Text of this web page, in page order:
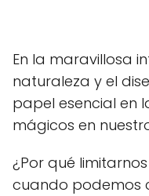
En la maravillosa
naturaleza y el
papel esencial en
mágicos en
¿Por qué
cuando podemos